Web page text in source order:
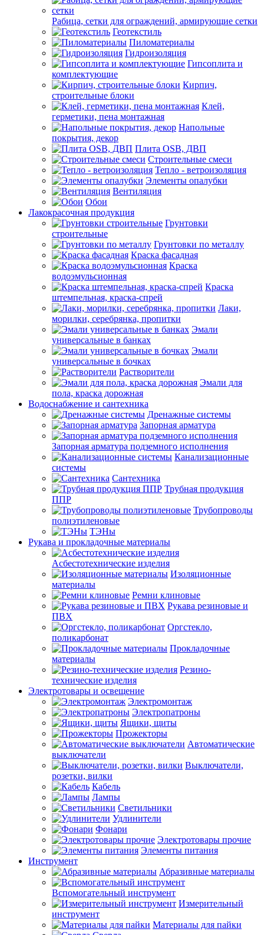
Рабица, сетки для ограждений, армирующие сетки
Геотекстиль
Пиломатериалы
Гидроизоляция
Гипсоплита и
комплектующие
Кирпич,
строительные блоки
Клей,
герметики, пена монтажная
Напольные
покрытия, декор
Плита OSB, ДВП
Строительные смеси
Тепло - ветроизоляция
Элементы опалубки
Вентиляция
Обои
Лакокрасочная продукция
Грунтовки
строительные
Грунтовки по металлу
Краска фасадная
Краска
водоэмульсионная
Краска
штемпельная, краска-спрей
Лаки,
морилки, серебрянка, пропитки
Эмали
универсальные в банках
Эмали
универсальные в бочках
Растворители
Эмали для
пола, краска дорожная
Водоснабжение и сантехника
Дренажные системы
Запорная арматура
Запорная арматура подземного исполнения
Канализационные
системы
Сантехника
Трубная продукция
ППР
Трубопроводы
полиэтиленовые
ТЭНы
Рукава и прокладочные материалы
Асбестотехнические изделия
Изоляционные
материалы
Ремни клиновые
Рукава резиновые и
ПВХ
Оргстекло,
поликарбонат
Прокладочные
материалы
Резино-
технические изделия
Электротовары и освещение
Электромонтаж
Электропатроны
Ящики, щиты
Прожекторы
Автоматические
выключатели
Выключатели,
розетки, вилки
Кабель
Лампы
Светильники
Удлинители
Фонари
Электротовары прочие
Элементы питания
Инструмент
Абразивные материалы
Вспомогательный инструмент
Измерительный
инструмент
Материалы для пайки